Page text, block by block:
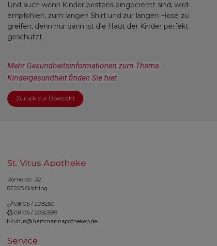
Zurück zur Übersicht
Und auch wenn Kinder bestens eingecremt sind, wird
empfohlen, zum langen Shirt und zur langen Hose zu
greifen, denn nur dann ist die Haut der Kinder perfekt
geschützt.
Mehr Gesundheitsinformationen zum Thema
Kindergesundheit finden Sie hier.
St. Vitus Apotheke
Römerstr. 32
82205 Gilching
08105 / 208250
08105 / 2082599
vitus@hartmannapotheken.de
Service